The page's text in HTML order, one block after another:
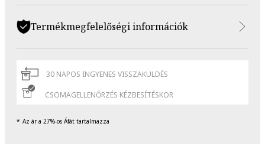
Termékmegfelelőségi információk
30 NAPOS INGYENES VISSZAKÜLDÉS
CSOMAGELLENŐRZÉS KÉZBESÍTÉSKOR
Az ár a 27%-os Áfát tartalmazza